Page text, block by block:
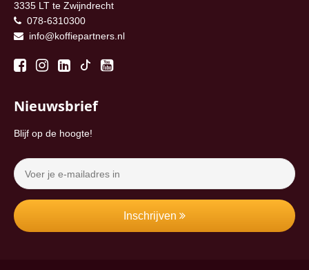
3335 LT te Zwijndrecht
078-6310300
info@koffiepartners.nl
Nieuwsbrief
Blijf op de hoogte!
Inschrijven